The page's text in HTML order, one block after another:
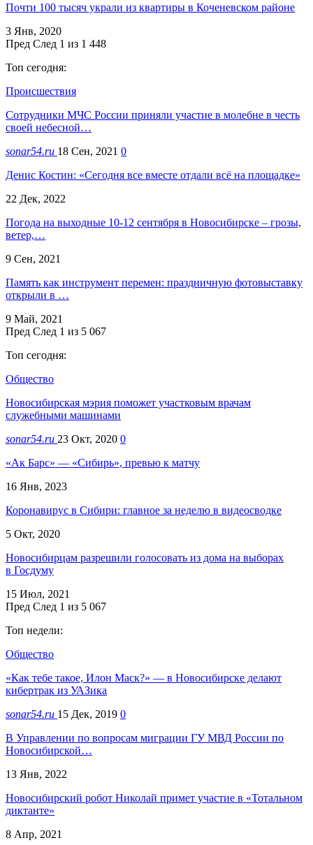
Почти 100 тысяч украли из квартиры в Коченевском районе
3 Янв, 2020
Пред След 1 из 1 448
Топ сегодня:
Происшествия
Сотрудники МЧС России приняли участие в молебне в честь
своей небесной…
sonar54.ru 18 Сен, 2021 0
Денис Костин: «Сегодня все вместе отдали всё на площадке»
22 Дек, 2022
Погода на выходные 10-12 сентября в Новосибирске – грозы,
ветер,…
9 Сен, 2021
Память как инструмент перемен: праздничную фотовыставку
открыли в …
9 Май, 2021
Пред След 1 из 5 067
Топ сегодня:
Общество
Новосибирская мэрия поможет участковым врачам
служебными машинами
sonar54.ru 23 Окт, 2020 0
«Ак Барс» — «Сибирь», превью к матчу
16 Янв, 2023
Коронавирус в Сибири: главное за неделю в видеосводке
5 Окт, 2020
Новосибирцам разрешили голосовать из дома на выборах
в Госдуму
15 Июл, 2021
Пред След 1 из 5 067
Топ недели:
Общество
«Как тебе такое, Илон Маск?» — в Новосибирске делают
кибертрак из УАЗика
sonar54.ru 15 Дек, 2019 0
В Управлении по вопросам миграции ГУ МВД России по
Новосибирской…
13 Янв, 2022
Новосибирский робот Николай примет участие в «Тотальном
диктанте»
8 Апр, 2021